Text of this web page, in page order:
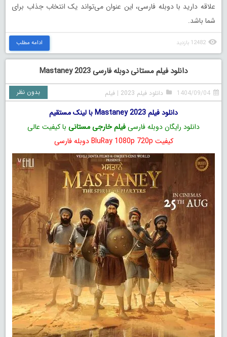
علاقه دارید با دوبله فارسی، این عنوان می‌تواند یک انتخاب جذاب برای
شما باشد.
12482 بازدید ادامه مطلب
دانلود فیلم مستانی دوبله فارسی Mastaney 2023
1404/09/04 دانلود فیلم 2023 |فیلم بدون نظر
دانلود فیلم Mastaney 2023 با لینک مستقیم
دانلود رایگان دوبله فارسیفیلم خارجی مستانی با کیفیت عالی
کیفیت BluRay 1080p 720p دوبله فارسی